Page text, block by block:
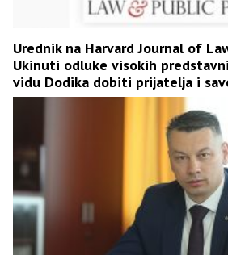
Urednik na Harvard Journal of
Ukinuti odluke visokih
vidu Dodika dobiti prijatelja i